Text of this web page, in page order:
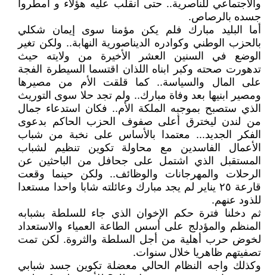
والاجتماعي للناصرية.. حتى انقلب عليه هؤلاء و أمطروا
جسده بالرصاص.
أما البليد مبارك فلم يكن مؤمنا سوى إيمان شكلي
بالحزب الوطني وكوادره الديناصورية النهابة.. ولكن تغير
الوضع في السنين العشر الأخيرة من ولايته حيث
تدهورت صحته وكبر ابناه اللذان اقتسما السيطرة الفجة
على المال والسياسة.. كما قلقت الأم من مصيرها
ومصير ابنيها بعد وفاة مبارك.. ولم تجد حلا سوى التوريث
الذي ستصبح بموجبه الملكة الأم.. فكان استدعاء جمال
من لندن ليخترق أعلى صفوف الحزب الحاكم بدعوى
الفكر الجديد... معتمدا بالأساس على نخبة من شباب
الأعمال الفاسدين مع محاولة تكوين تنظيم لشباب
المستقبل الذي اشتمل على جحافل من الباحثين عن
الرحلات والمهرجانات والوظائف.. ولكن حينما وقعت
قارعة ٢٥ يناير لم يجد مبارك وعائلته شابا واحدا مستعدا
للذود عنهم.
ثم دخلنا فترة حكم الإخوان الذي جاء للسلطة بشبابه
المنظم والمؤدلج على أسس الطاعة العمياء والاستعداد
لخوض حرب أهلية من أجل السلطة والثروة. لكن تمت
تصفيتهم ظاهريا خلال سنوات.
وكذلك واجه النظام الحالي معضلة تكوين جسد شبابي